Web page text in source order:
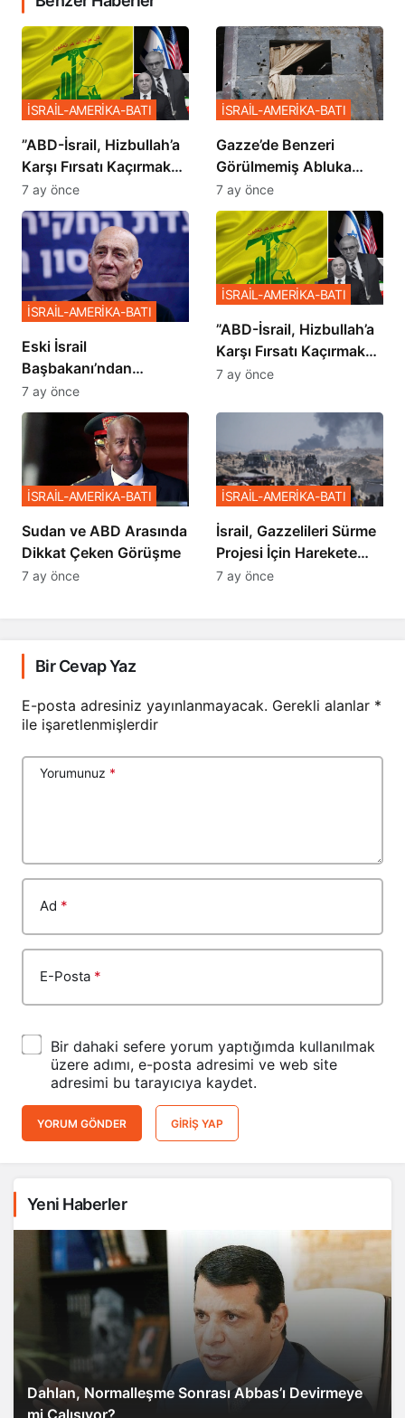
​​​​​​​”ABD-İsrail, Hizbullah’a
Karşı Fırsatı Kaçırmak
İstemiyor”
İSRAİL-AMERİKA-BATI
7 ay önce
​​​​​​​Gazze’de Benzeri
Görülmemiş Abluka
Planı
İSRAİL-AMERİKA-BATI
7 ay önce
Eski İsrail
Başbakanı’ndan
Netanyahu’ya Ağır
Sözler
İSRAİL-AMERİKA-BATI
7 ay önce
​​​​​​​”ABD-İsrail, Hizbullah’a
Karşı Fırsatı Kaçırmak
İstemiyor”
İSRAİL-AMERİKA-BATI
7 ay önce
Sudan ve ABD Arasında
Dikkat Çeken Görüşme
İSRAİL-AMERİKA-BATI
7 ay önce
İsrail, Gazzelileri Sürme
Projesi İçin Harekete
Geçti
İSRAİL-AMERİKA-BATI
7 ay önce
Bir Cevap Yaz
E-posta adresiniz yayınlanmayacak. Gerekli alanlar *
ile işaretlenmişlerdir
Yorumunuz *
Ad *
E-Posta *
Bir dahaki sefere yorum yaptığımda kullanılmak
üzere adımı, e-posta adresimi ve web site
adresimi bu tarayıcıya kaydet.
YORUM GÖNDER GIRIŞ YAP
Yeni Haberler
Dahlan, Normalleşme Sonrası Abbas’ı Devirmeye
mi Çalışıyor?